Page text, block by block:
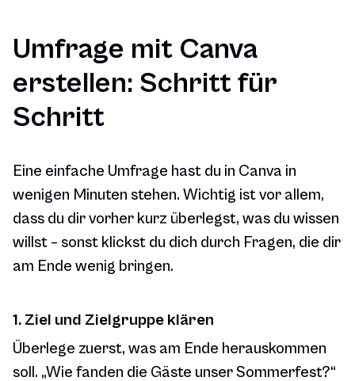
Umfrage mit Canva
erstellen: Schritt für
Schritt
Eine einfache Umfrage hast du in Canva in
wenigen Minuten stehen. Wichtig ist vor allem,
dass du dir vorher kurz überlegst, was du wissen
willst – sonst klickst du dich durch Fragen, die dir
am Ende wenig bringen.
1. Ziel und Zielgruppe klären
Überlege zuerst, was am Ende herauskommen
soll. „Wie fanden die Gäste unser Sommerfest?“